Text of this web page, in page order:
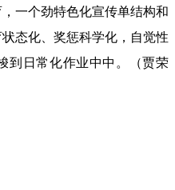
一个劲特色化宣传单结构和
态化、奖惩科学化，自觉性
到日常化作业中中。（贾荣